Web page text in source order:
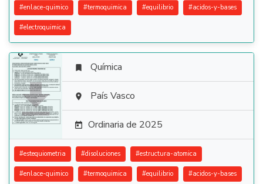
#enlace-quimico #termoquimica #equilibrio #acidos-y-bases
#electroquimica

 Química
 País Vasco
 Ordinaria de 2025
#estequiometria #disoluciones #estructura-atomica
#enlace-quimico #termoquimica #equilibrio #acidos-y-bases